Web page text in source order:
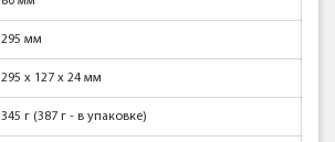
295 мм
295 x 127 x 24 мм
345 г (387 г - в упаковке)